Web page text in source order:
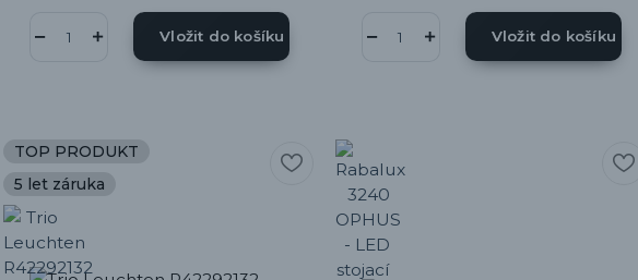
Vložit do košíku Vložit do košíku
TOP PRODUKT
5 let záruka